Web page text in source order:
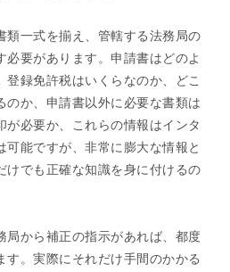
類一式を揃え、管轄する法務局の
要があります。申請書はどのよ
登録免許税はいくらなのか、どこ
のか、申請書以外に必要な書類は
が必要か、これらの情報はインタ
可能ですが、非常に膨大な情報と
けでも正確な知識を身に付けるの
局から補正の指示があれば、都度
す。実際にそれだけ手間のかかる